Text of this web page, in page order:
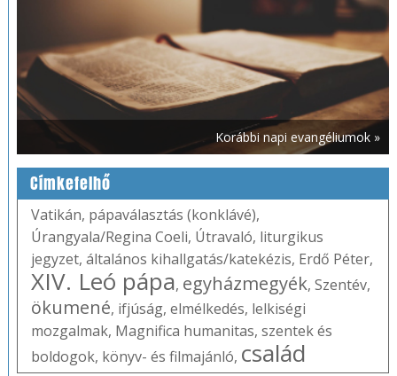
Korábbi napi evangéliumok »
Címkefelhő
Vatikán, pápaválasztás (konklávé),
Úrangyala/Regina Coeli, Útravaló, liturgikus
jegyzet, általános kihallgatás/katekézis, Erdő Péter,
XIV. Leó pápa, egyházmegyék, Szentév,
ökumené, ifjúság, elmélkedés, lelkiségi
mozgalmak, Magnifica humanitas, szentek és
boldogok, könyv- és filmajánló, család